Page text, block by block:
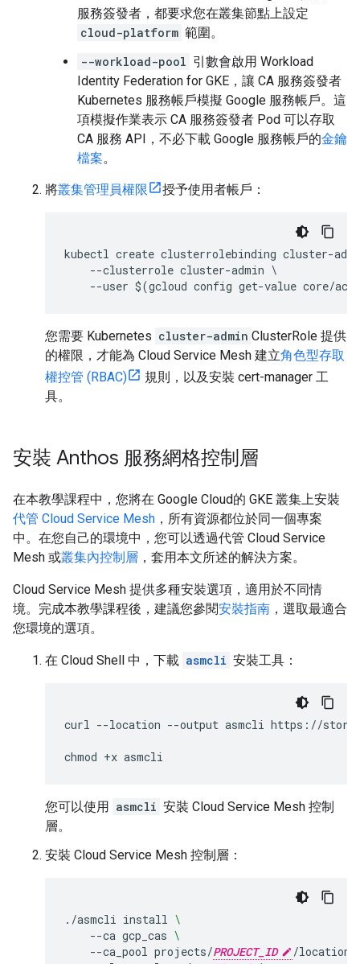
服務簽發者，都要求您在叢集節點上設定
cloud-platform 範圍。
--workload-pool 引數會啟用 Workload
Identity Federation for GKE，讓 CA 服務簽發者
Kubernetes 服務帳戶模擬 Google 服務帳戶。這
項模擬作業表示 CA 服務簽發者 Pod 可以存取
CA 服務 API，不必下載 Google 服務帳戶的金鑰
檔案。
將叢集管理員權限 授予使用者帳戶：
kubectl create clusterrolebinding cluster-
    --clusterrole cluster-admin \
您需要 Kubernetes cluster-admin ClusterRole 提供
的權限，才能為 Cloud Service Mesh 建立角色型存取
權控管 (RBAC)
規則，以及安裝 cert-manager 工
具。
安裝 Anthos 服務網格控制層
在本教學課程中，您將在 Google Cloud的 GKE 叢集上安裝
代管 Cloud Service Mesh ，所有資源都位於同一個專案
中。在您自己的環境中，您可以透過代管 Cloud Service
Mesh 或叢集內控制層 ，套用本文所述的解決方案。
Cloud Service Mesh 提供多種安裝選項，適用於不同情
境。完成本教學課程後，建議您參閱安裝指南 ，選取最適合
您環境的選項。
在 Cloud Shell 中，下載 asmcli 安裝工具：
curl --location --output asmcli https://
您可以使用 asmcli 安裝 Cloud Service Mesh 控制
層。
安裝 Cloud Service Mesh 控制層：
. /asmcli install \
--ca gcp_cas \
--ca_pool projects/PROJECT_ID /locations